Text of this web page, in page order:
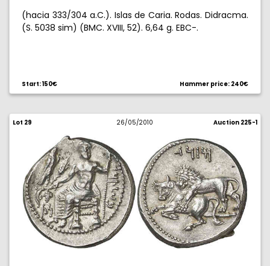
(hacia 333/304 a.C.). Islas de Caria. Rodas. Didracma.
(S. 5038 sim) (BMC. XVIII, 52). 6,64 g. EBC-.
Start: 150€ Hammer price: 240€
Lot 29 26/05/2010 Auction 225-1